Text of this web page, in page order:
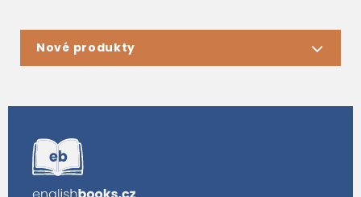
Nové produkty